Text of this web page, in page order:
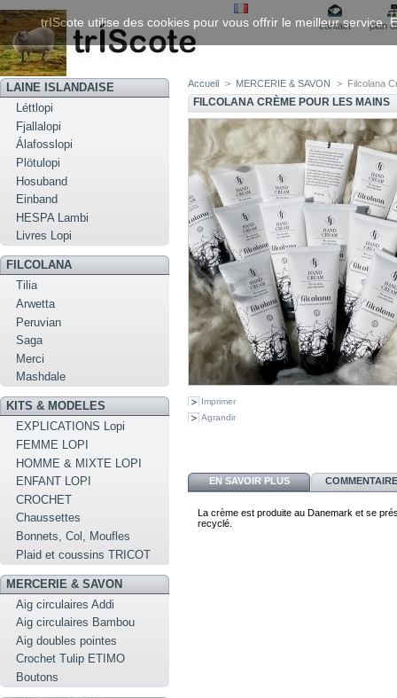
contact plan
LAINE ISLANDAISE
Léttlopi
Fjallalopi
Álafosslopi
Plötulopi
Hosuband
Einband
HESPA Lambi
Livres Lopi
FILCOLANA
Tilia
Arwetta
Peruvian
Saga
Merci
Mashdale
KITS & MODELES
EXPLICATIONS Lopi
FEMME LOPI
HOMME & MIXTE LOPI
ENFANT LOPI
CROCHET
Chaussettes
Bonnets, Col, Moufles
Plaid et coussins TRICOT
MERCERIE & SAVON
Aig circulaires Addi
Aig circulaires Bambou
Aig doubles pointes
Crochet Tulip ETIMO
Boutons
Accueil > MERCERIE & SAVON > Filcolana
FILCOLANA CRÈME POUR LES MAINS
Imprimer
Agrandir
EN SAVOIR PLUS
La crème est produite au Danemark et se
recyclé.
trIScote utilise des cookies pour vous offrir le meilleur